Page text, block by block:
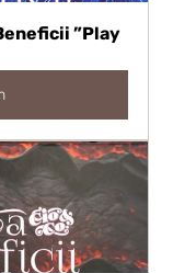
”Play